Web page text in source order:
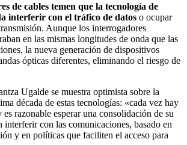
de cables temen que la tecnología de
interferir con el tráfico de datos o ocupar
Aunque los interrogadores
en las mismas longitudes de onda que las
la nueva generación de dispositivos
ópticas diferentes, eliminando el riesgo de
Ugalde se muestra optimista sobre la
década de estas tecnologías: «cada vez hay
razonable esperar una consolidación de su
interferir con las comunicaciones, basado en
y en políticas que faciliten el acceso para